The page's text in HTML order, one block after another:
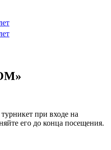
при входе на
его до конца посещения.